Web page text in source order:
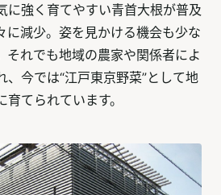
に強く育てやすい青首大根が普及
に減少。姿を見かける機会も少な
それでも地域の農家や関係者によ
、今では“江戸東京野菜”として地
てられています。